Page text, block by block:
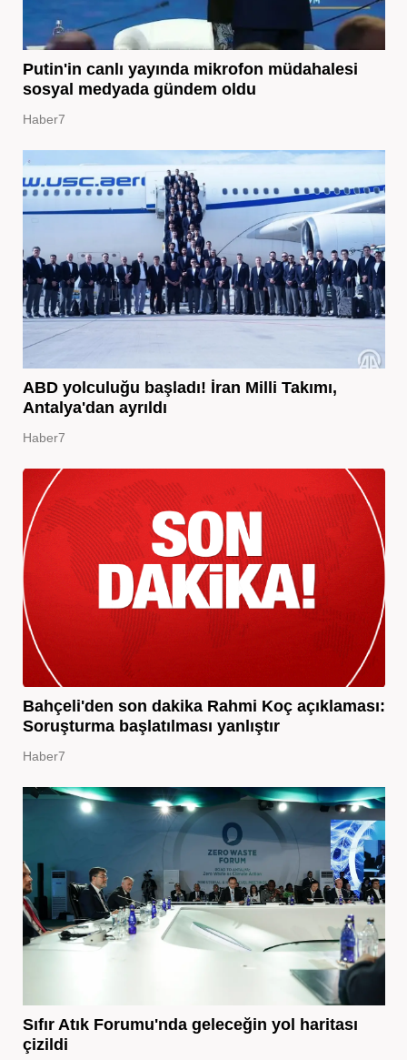
Putin'in canlı yayında mikrofon müdahalesi
sosyal medyada gündem oldu
Haber7
ABD yolculuğu başladı! İran Milli Takımı,
Antalya'dan ayrıldı
Haber7
Bahçeli'den son dakika Rahmi Koç açıklaması:
Soruşturma başlatılması yanlıştır
Haber7
Sıfır Atık Forumu'nda geleceğin yol haritası
çizildi